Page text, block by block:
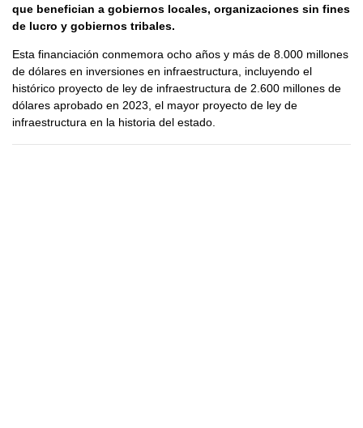
que benefician a gobiernos locales, organizaciones sin fines
de lucro y gobiernos tribales.
Esta financiación conmemora ocho años y más de 8.000 millones
de dólares en inversiones en infraestructura, incluyendo el
histórico proyecto de ley de infraestructura de 2.600 millones de
dólares aprobado en 2023, el mayor proyecto de ley de
infraestructura en la historia del estado.